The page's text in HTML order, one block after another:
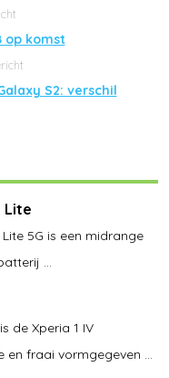
op komst
S2: verschil
Lite
5G is een midrange
...
de Xperia 1 IV
en fraai vormgegeven ...